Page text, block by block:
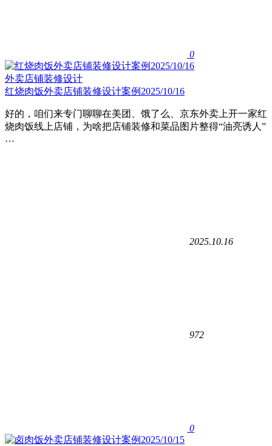
0
外卖店铺装修设计
红烧肉饭外卖店铺装修设计案例2025/10/16
好的，咱们来专门聊聊在美团、饿了么、京东外卖上开一家红
烧肉饭线上店铺，为啥把店铺装修和菜品图片整得“油亮诱人”
…
2025.10.16
972
0